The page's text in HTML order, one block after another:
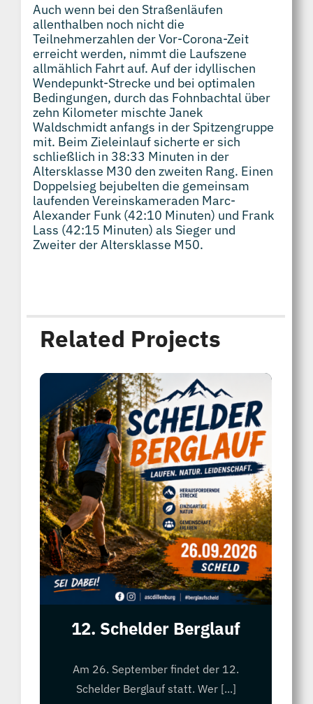
Auch wenn bei den Straßenläufen
allenthalben noch nicht die
Teilnehmerzahlen der Vor-Corona-Zeit
erreicht werden, nimmt die Laufszene
allmählich Fahrt auf. Auf der idyllischen
Wendepunkt-Strecke und bei optimalen
Bedingungen, durch das Fohnbachtal über
zehn Kilometer mischte Janek
Waldschmidt anfangs in der Spitzengruppe
mit. Beim Zieleinlauf sicherte er sich
schließlich in 38:33 Minuten in der
Altersklasse M30 den zweiten Rang. Einen
Doppelsieg bejubelten die gemeinsam
laufenden Vereinskameraden Marc-
Alexander Funk (42:10 Minuten) und Frank
Lass (42:15 Minuten) als Sieger und
Zweiter der Altersklasse M50.
Related Projects
12. Schelder Berglauf
Am 26. September findet der 12.
Schelder Berglauf statt. Wer [...]